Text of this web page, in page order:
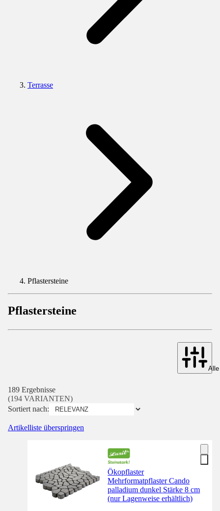
Terrasse
Pflastersteine
Pflastersteine
189 Ergebnisse
(194 VARIANTEN)
Sortiert nach:
Artikelliste überspringen
Ökopflaster
Mehrformatpflaster Cando
palladium dunkel Stärke 8 cm
(nur Lagenweise erhältlich)